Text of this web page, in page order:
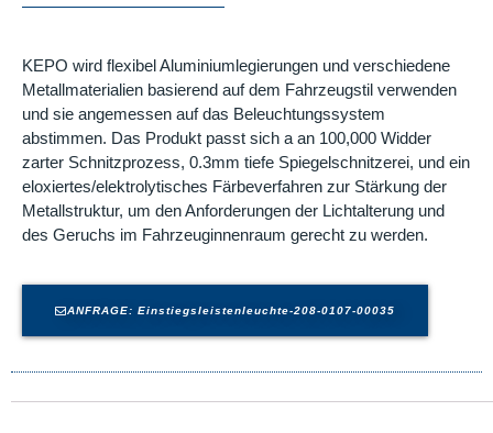
KEPO wird flexibel Aluminiumlegierungen und verschiedene
Metallmaterialien basierend auf dem Fahrzeugstil verwenden
und sie angemessen auf das Beleuchtungssystem
abstimmen. Das Produkt passt sich a an 100,000 Widder
zarter Schnitzprozess, 0.3mm tiefe Spiegelschnitzerei, und ein
eloxiertes/elektrolytisches Färbeverfahren zur Stärkung der
Metallstruktur, um den Anforderungen der Lichtalterung und
des Geruchs im Fahrzeuginnenraum gerecht zu werden.
ANFRAGE: Einstiegsleistenleuchte-208-0107-00035